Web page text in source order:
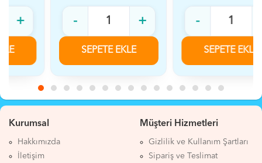
+
SEPETE EKLE
+
SEPETE EKLE
Kurumsal
Hakkımızda
İletişim
Müşteri Hizmetleri
Gizlilik ve Kullanım Şartları
Sipariş ve Teslimat